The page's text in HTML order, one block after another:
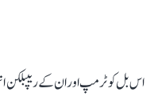
اس بل کو ٹرمپ اور ان کے ریپبلکن